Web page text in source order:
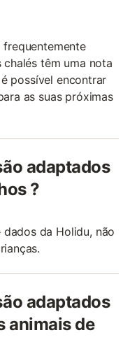
frequentemente
têm uma nota
possível encontrar
as suas próximas
adaptados
?
da Holidu, não
adaptados
animais de